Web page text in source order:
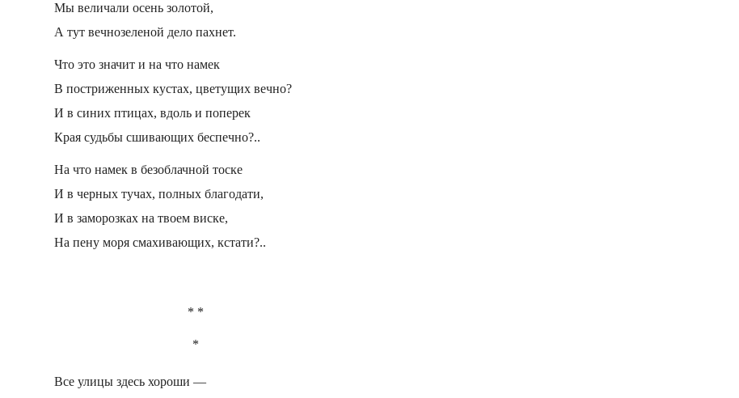
Мы величали осень золотой,
А тут вечнозеленой дело пахнет.
Что это значит и на что намек
В постриженных кустах, цветущих вечно?
И в синих птицах, вдоль и поперек
Края судьбы сшивающих беспечно?..
На что намек в безоблачной тоске
И в черных тучах, полных благодати,
И в заморозках на твоем виске,
На пену моря смахивающих, кстати?..
* *
*
Все улицы здесь хороши —